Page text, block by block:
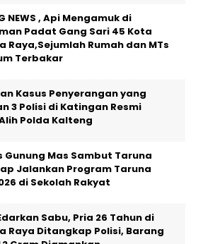
NEWS , Api Mengamuk di
Padat Gang Sari 45 Kota
Raya,Sejumlah Rumah dan MTs
Terbakar
Kasus Penyerangan yang
3 Polisi di Katingan Resmi
Polda Kalteng
Gunung Mas Sambut Taruna
Jalankan Program Taruna
di Sekolah Rakyat
Sabu, Pria 26 Tahun di
Raya Ditangkap Polisi, Barang